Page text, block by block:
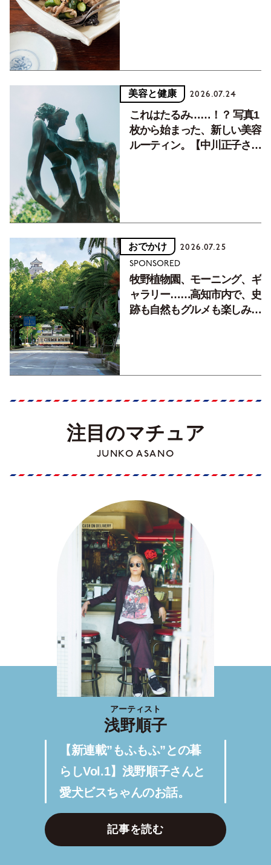
美容と健康 2026.07.24
これはたるみ……！？ 写真1
枚から始まった、新しい美容
ルーティン。【中川正子さん
おでかけ 2026.07.25
SPONSORED
牧野植物園、モーニング、ギ
ャラリー……高知市内で、史
跡も自然もグルメも楽しみ尽
注目のマチュア
JUNKO ASANO
アーティスト
浅野順子
【新連載”もふもふ”との暮
らしVol.1】浅野順子さんと
愛犬ビスちゃんのお話。
記事を読む